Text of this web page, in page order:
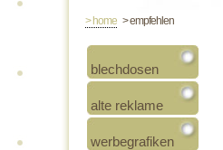
> home > empfehlen
blechdosen
alte reklame
werbegrafiken